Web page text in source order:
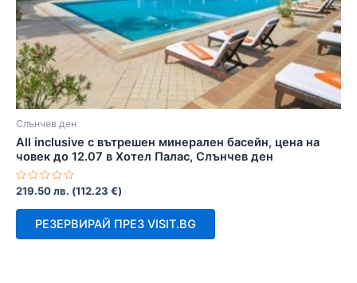
Слънчев ден
All inclusive с вътрешен минерален басейн, цена на
човек до 12.07 в Хотел Палас, Слънчев ден
Оценено
0
219.50лв. (112.23 €)
РЕЗЕРВИРАЙ ПРЕЗ VISIT.BG